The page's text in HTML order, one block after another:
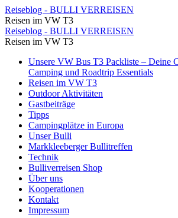
Blick
auf
den
Limski
Fjord
Reiseblog
BULLI
VERREISEN
Reiseblog - BULLI VERREISEN
Reisen im VW T3
Blick
auf
den
Limski
Fjord
Reiseblog
BULLI
VERREISEN
Reiseblog - BULLI VERREISEN
Reisen im VW T3
Skip
content
Unsere VW Bus T3 Packliste – Deine
Camping und Roadtrip Essentials
Reisen im VW T3
Outdoor Aktivitäten
Gastbeiträge
Tipps
Campingplätze in Europa
Unser Bulli
Markkleeberger Bullitreffen
Technik
Bulliverreisen Shop
Über uns
Kooperationen
Kontakt
Impressum